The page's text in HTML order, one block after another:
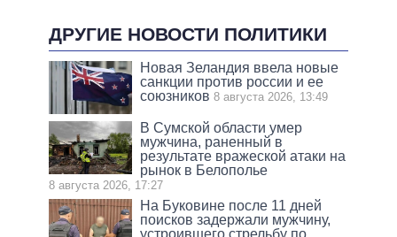
ДРУГИЕ НОВОСТИ ПОЛИТИКИ
Новая Зеландия ввела новые
санкции против россии и ее
союзников 8 августа 2026, 13:49
В Сумской области умер
мужчина, раненный в
результате вражеской атаки на
рынок в Белополье
8 августа 2026, 17:27
На Буковине после 11 дней
поисков задержали мужчину,